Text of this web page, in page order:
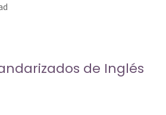
de Inglés